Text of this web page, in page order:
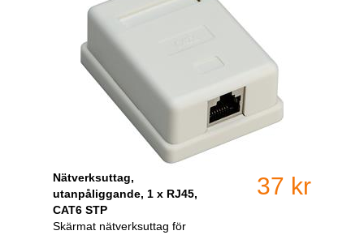
Nätverksuttag,
utanpåliggande, 1 x RJ45,
CAT6 STP
Skärmat nätverksuttag för
37 kr